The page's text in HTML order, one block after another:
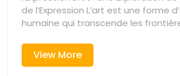
de l’Expression L’art est une forme
humaine qui transcende les
View MoreView
More